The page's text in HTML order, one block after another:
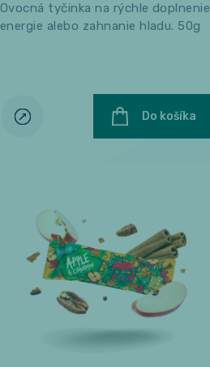
Ovocná tyčinka na rýchle doplnenie
energie alebo zahnanie hladu. 50g
Do košíka